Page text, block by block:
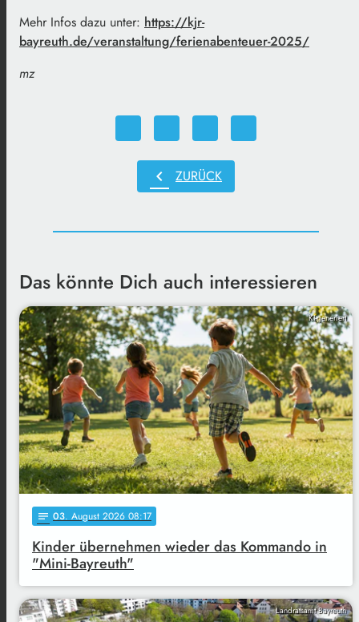
Mehr Infos dazu unter: https://kjr-
bayreuth.de/veranstaltung/ferienabenteuer-2025/
mz
chevron_left ZURÜCK
Das könnte Dich auch interessieren
KI-generiert
notes 03. August 2026 08:17
Kinder übernehmen wieder das Kommando in
"Mini-Bayreuth"
Landratsamt Bayreuth